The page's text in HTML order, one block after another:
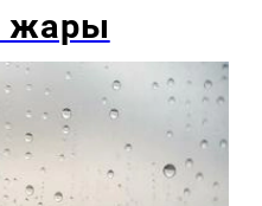
жары